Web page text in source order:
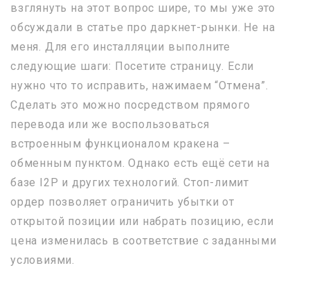
взглянуть на этот вопрос шире, то мы уже это
обсуждали в статье про даркнет-рынки. Не на
меня. Для его инсталляции выполните
следующие шаги: Посетите страницу. Если
нужно что то исправить, нажимаем “Отмена”.
Сделать это можно посредством прямого
перевода или же воспользоваться
встроенным функционалом кракена –
обменным пунктом. Однако есть ещё сети на
базе I2P и других технологий. Стоп-лимит
ордер позволяет ограничить убытки от
открытой позиции или набрать позицию, если
цена изменилась в соответствие с заданными
условиями.